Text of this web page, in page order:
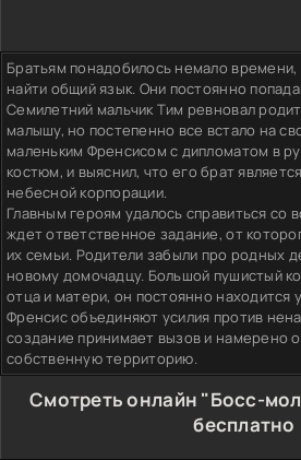
Братьям понадобилось немало
найти общий язык. Они постоянно
Семилетний мальчик Тим ревновал
малышу, но постепенно все встало на
маленьким Френсисом с дипломатом в
костюм, и выяснил, что его брат
небесной корпорации.
Главным героям удалось справиться со
ждет ответственное задание, от
их семьи. Родители забыли про родных
новому домочадцу. Большой пушистый
отца и матери, он постоянно находится
Френсис объединяют усилия против
создание принимает вызов и намерено
собственную территорию.
Смотреть онлайн "Босс-
бесплатно